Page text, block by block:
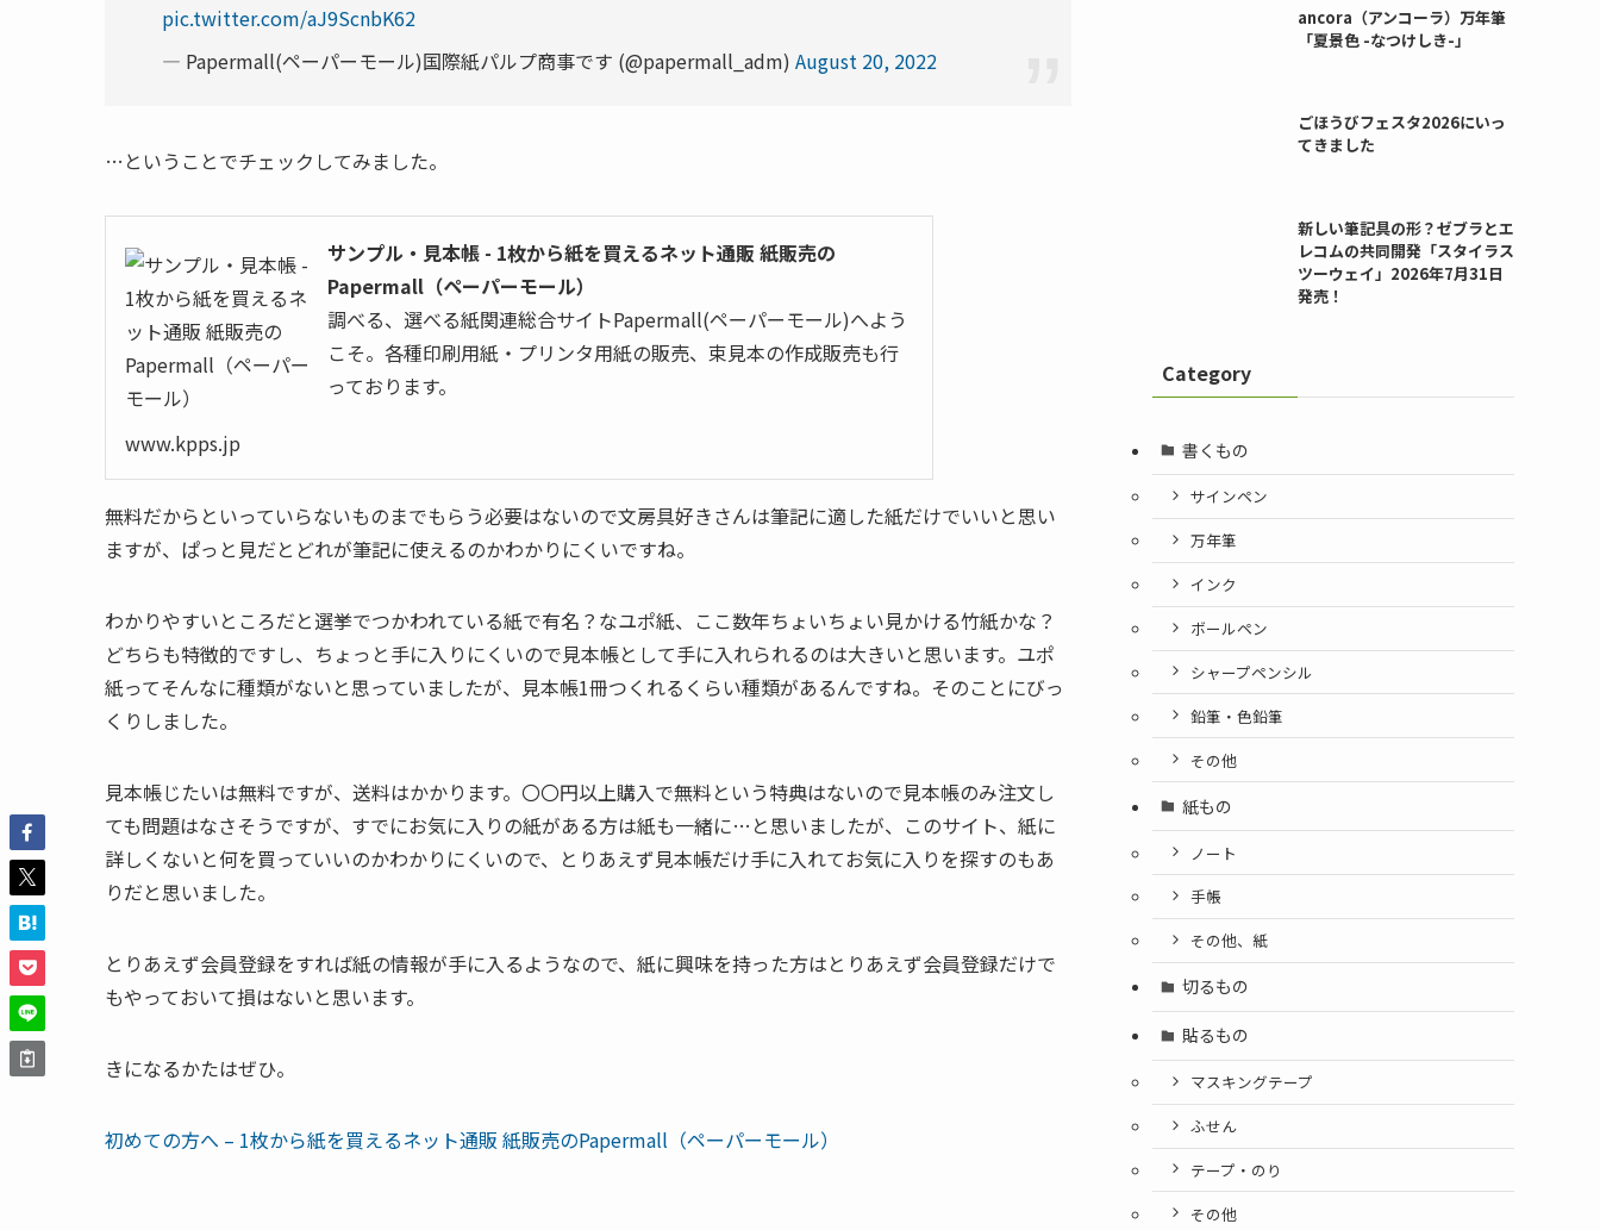
pic.twitter.com/aJ9ScnbK62
— Papermall(ペーパーモール)国際紙パルプ商事です (@papermall_adm) August 20, 2022
…ということでチェックしてみました。
サンプル・見本帳 - 1枚から紙を買えるネット通販 紙販売の
Papermall（ペーパーモール）
調べる、選べる紙関連総合サイトPapermall(ペーパーモール)へよう
こそ。各種印刷用紙・プリンタ用紙の販売、束見本の作成販売も行
っております。
www.kpps.jp
無料だからといっていらないものまでもらう必要はないので文房具好きさんは筆記に適した紙だけでいいと思い
ますが、ぱっと見だとどれが筆記に使えるのかわかりにくいですね。
わかりやすいところだと選挙でつかわれている紙で有名？なユポ紙、ここ数年ちょいちょい見かける竹紙かな？
どちらも特徴的ですし、ちょっと手に入りにくいので見本帳として手に入れられるのは大きいと思います。ユポ
紙ってそんなに種類がないと思っていましたが、見本帳1冊つくれるくらい種類があるんですね。そのことにびっ
くりしました。
見本帳じたいは無料ですが、送料はかかります。〇〇円以上購入で無料という特典はないので見本帳のみ注文し
ても問題はなさそうですが、すでにお気に入りの紙がある方は紙も一緒に…と思いましたが、このサイト、紙に
詳しくないと何を買っていいのかわかりにくいので、とりあえず見本帳だけ手に入れてお気に入りを探すのもあ
りだと思いました。
とりあえず会員登録をすれば紙の情報が手に入るようなので、紙に興味を持った方はとりあえず会員登録だけで
もやっておいて損はないと思います。
きになるかたはぜひ。
初めての方へ – 1枚から紙を買えるネット通販 紙販売のPapermall（ペーパーモール）
ancora（アンコーラ）万年筆
「夏景色 -なつけしき-」
ごほうびフェスタ2026にいっ
てきました
新しい筆記具の形？ゼブラとエ
レコムの共同開発「スタイラス
ツーウェイ」2026年7月31日
発売！
Category
書くもの
サインペン
万年筆
インク
ボールペン
シャープペンシル
鉛筆・色鉛筆
その他
紙もの
ノート
手帳
その他、紙
切るもの
貼るもの
マスキングテープ
ふせん
テープ・のり
その他